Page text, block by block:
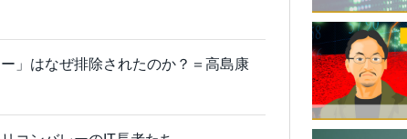
」はなぜ排除されたのか？＝高島康